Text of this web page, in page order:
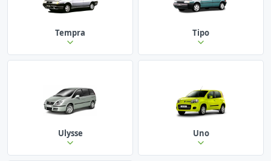
Tempra Tipo
Ulysse Uno